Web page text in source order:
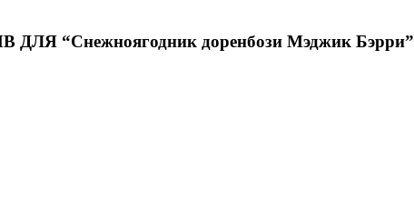
“Снежноягодник доренбози Мэджик Бэрри”